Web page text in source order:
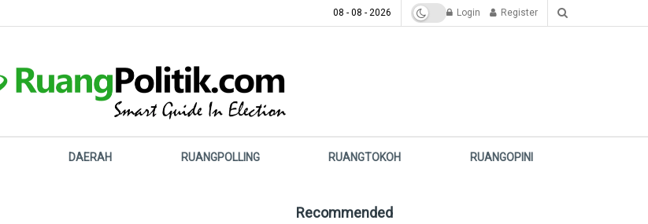
08 - 08 - 2026 Login Register
DAERAH RUANGPOLLING RUANGTOKOH RUANGOPINI
Recommended